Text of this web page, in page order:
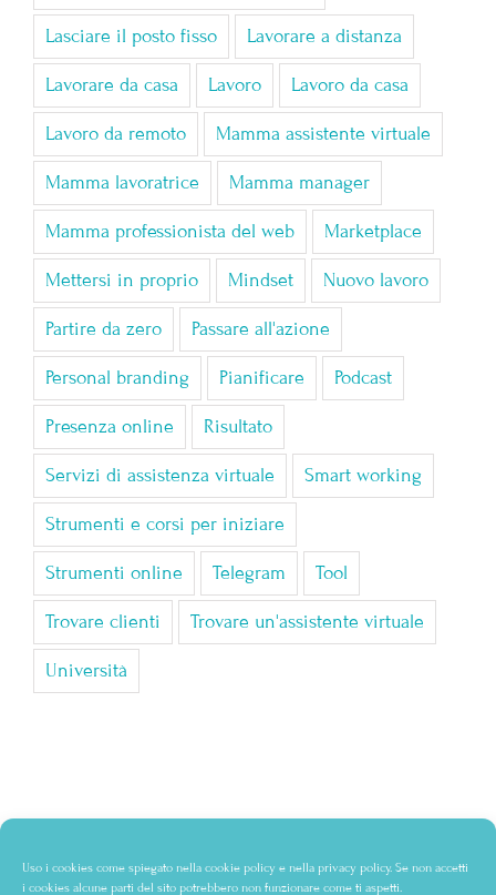
Uso i cookies come spiegato nella cookie policy e nella privacy policy. Se non accetti
i cookies alcune parti del sito potrebbero non funzionare come ti aspetti.
Lasciare il posto fisso Lavorare a distanza
Lavorare da casa Lavoro Lavoro da casa
Lavoro da remoto Mamma assistente virtuale
Mamma lavoratrice Mamma manager
Mamma professionista del web Marketplace
Mettersi in proprio Mindset Nuovo lavoro
Partire da zero Passare all'azione
Personal branding Pianificare Podcast
Presenza online Risultato
Servizi di assistenza virtuale Smart working
Strumenti e corsi per iniziare
Strumenti online Telegram Tool
Trovare clienti Trovare un'assistente virtuale
Università